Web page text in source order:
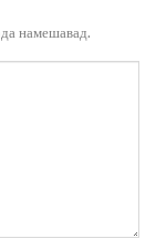
намешавад.